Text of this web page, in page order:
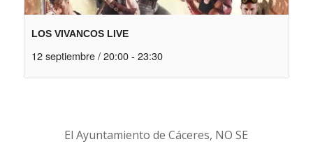
LOS VIVANCOS LIVE
12 septiembre / 20:00 - 23:30
El Ayuntamiento de Cáceres, NO SE